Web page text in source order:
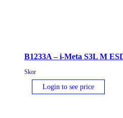
B1233A – i-Meta S3L M
Skor
Login to see price